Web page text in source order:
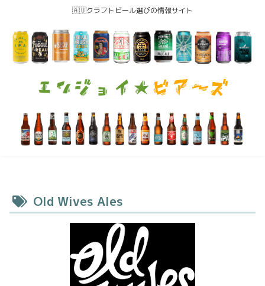
🇦🇺クラフトビール選びの情報サイト
Old Wives Ales